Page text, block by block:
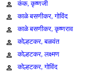
कंक, कृष्णजी
काळे बसणीकर, गोविंद
काळे बसणीकर, कृष्णराव
कोल्हटकर, बळवंत
कोल्हटकर, लक्ष्मण
कोल्हटकर, गोविंद